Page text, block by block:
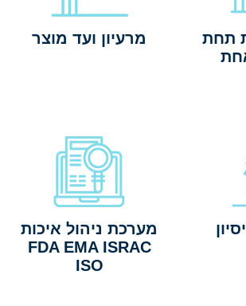
תחת
מרעיון ועד מוצר
מערכת ניהול איכות
FDA EMA ISRAC
ISO